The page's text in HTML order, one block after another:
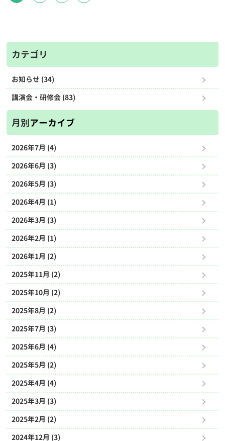
カテゴリ
お知らせ (34)
講演会・研修会 (83)
月別アーカイブ
2026年7月 (4)
2026年6月 (3)
2026年5月 (3)
2026年4月 (1)
2026年3月 (3)
2026年2月 (1)
2026年1月 (2)
2025年11月 (2)
2025年10月 (2)
2025年8月 (2)
2025年7月 (3)
2025年6月 (4)
2025年5月 (2)
2025年4月 (4)
2025年3月 (3)
2025年2月 (2)
2024年12月 (3)